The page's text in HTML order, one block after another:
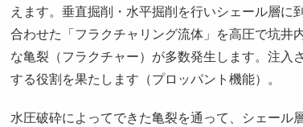
えます。垂直掘削・水平掘削を行いシェール層
合わせた「フラクチャリング流体」を高圧で坑
な亀裂（フラクチャー）が多数発生します。注
する役割を果たします（プロッパント機能）。
水圧破砕によってできた亀裂を通って、シェー